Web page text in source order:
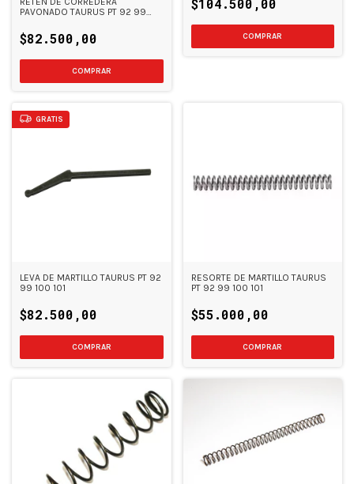
PAVONADO TAURUS PT 92 99
$82.500,00
$104.500,00
GRATIS
LEVA DE MARTILLO TAURUS PT 92
99 100 101
$82.500,00
RESORTE DE MARTILLO TAURUS
PT 92 99 100 101
$55.000,00